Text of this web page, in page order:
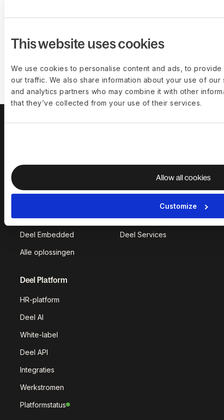
This website uses cookies
We use cookies to personalise content and ads, to
our traffic. We also share information about your use of
and analytics partners who may combine it with other
that they’ve collected from your use of their services.
Allow all cookies
Customize
NPS voor enterprise-klanten
Boek een demo
Over onsLeiderschapsteamVacaturesPrijzen
Deel Hire Deel Mobility
Deel Embedded Deel Services
Alle oplossingen
Deel Platform
HR-platform
Deel AI
White-label
Deel API
Integraties
Werkstromen
Platformstatus